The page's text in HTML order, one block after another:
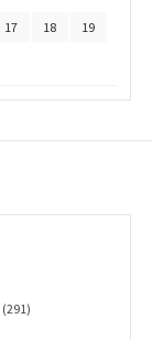
17 18 19
291291